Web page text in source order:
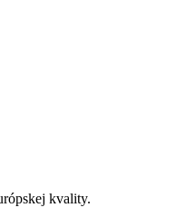
kvality.